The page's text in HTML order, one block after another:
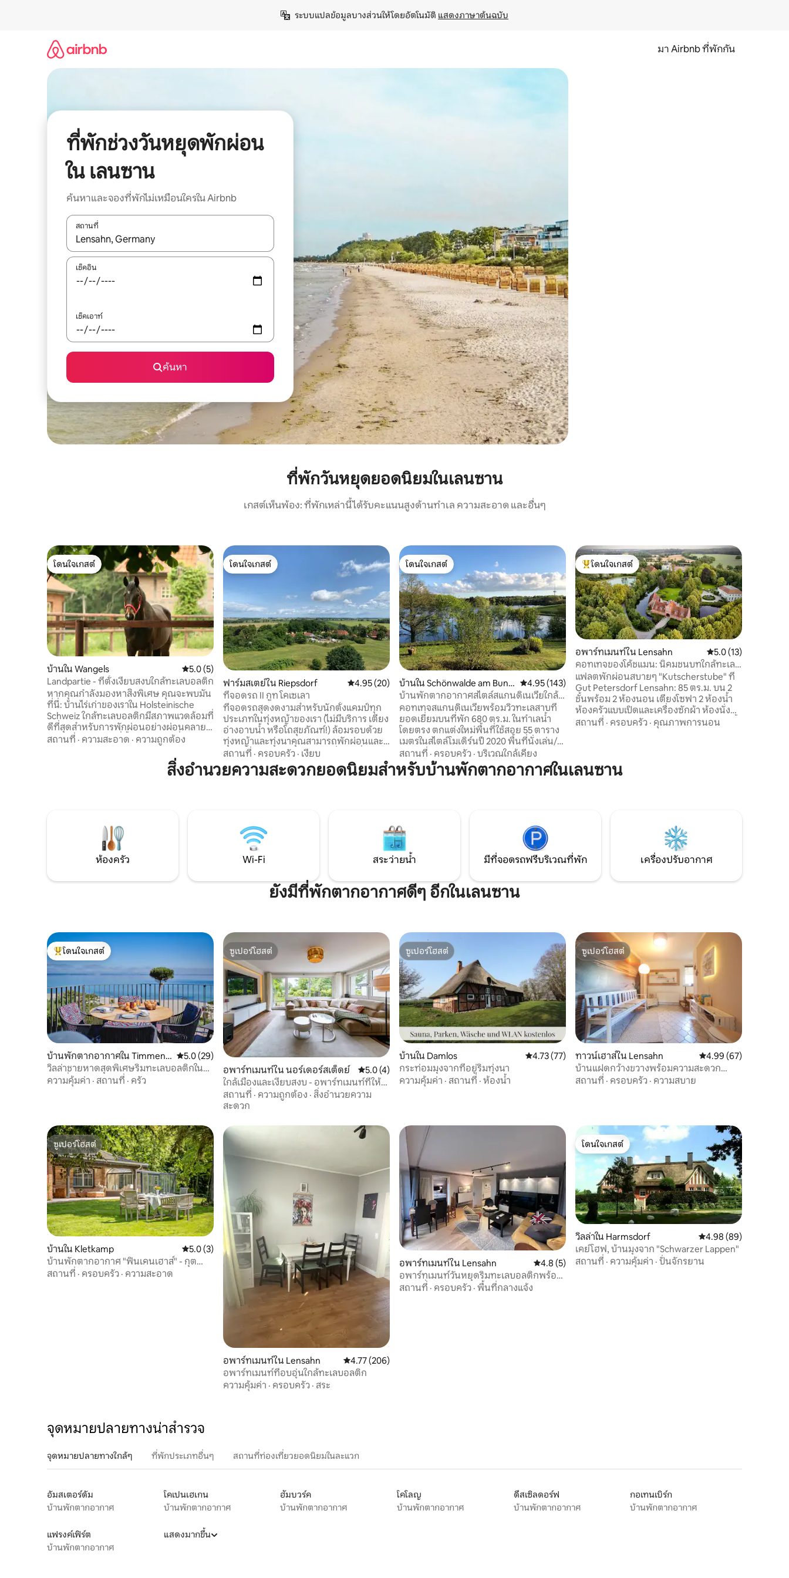
ระบบแปลข้อมูลบางส่วนให้โดยอัตโนมัติ แสดงภาษาต้นฉบับ
มา Airbnb ที่พักกัน
ที่พักช่วงวันหยุดพักผ่อน
ใน เลนซาน
ค้นหาและจองที่พักไม่เหมือนใครใน Airbnb
สถานที่
ใช้ลูกศรขึ้นลง หรือใช้การสัมผัสหรือปัด เพื่อสำรวจผลการค้นหา
เช็คอิน
เช็คเอาท์
ค้นหา
ที่พักวันหยุดยอดนิยมในเลนซาน
เกสต์เห็นพ้อง: ที่พักเหล่านี้ได้รับคะแนนสูงด้านทำเล ความสะอาด และอื่นๆ
โดนใจเกสต์
โดนใจเกสต์
บ้านใน Wangels คะแนนเฉลี่ย 5.0 จาก 5, 5 รีวิว
5.0 (5)
Landpartie - ที่ตั้งเงียบสงบใกล้ทะเลบอลติก
หากคุณกำลังมองหาสิ่งพิเศษ คุณจะพบมัน
ที่นี่: บ้านไร่เก่าของเราใน Holsteinische
Schweiz ใกล้ทะเลบอลติกมีสภาพแวดล้อมที่
ดีที่สุดสำหรับการพักผ่อนอย่างผ่อนคลาย
โรงเพาะม้าของเราที่ตั้งอยู่ในทำเลที่เงียบ
สงบห่างไกลจากฝูงชนนักท่องเที่ย บนพื้นที่
100 เฮกตาร์ของเราเอง คุ้มค่ากับการมา
เยือนในทุกฤดูกาล อยู่ไม่ไกลจากชายหาด
สถานที่ · ความสะอาด · ความถูกต้อง
โดนใจเกสต์
โดนใจเกสต์
ฟาร์มสเตย์ใน Riepsdorf คะแนนเฉลี่ย 4.95 จาก 5, 20 รีวิว
4.95 (20)
ที่จอดรถ II กูท โคเซเลา
ที่จอดรถสุดงดงามสำหรับนักตั้งแคมป์ทุก
ประเภทในทุ่งหญ้าของเรา (ไม่มีบริการ เตียง
อ่างอาบน้ำ หรือโถสุขภัณฑ์!) ล้อมรอบด้วย
ทุ่งหญ้าและทุ่งนาคุณสามารถพักผ่อนและ
ผ่อนคลายได้ โคเซเลาเป็นจุดเริ่มต้นที่เหมาะ
สำหรับนักเดินป่าที่มีหรือไม่มีเพื่อนสี่ขา นัก
ปั่นจักรยาน นักว่ายน้ำ (ทะเลบอลติก สระ
มากมายใน 10 นาที
สถานที่ · ครอบครัว · เงียบ
โดนใจเกสต์
โดนใจเกสต์
บ้านใน Schönwalde am Bung
sberg
คะแนนเฉลี่ย 4.95 จาก 5, 143 รีวิว
4.95 (143)
บ้านพักตากอากาศสไตล์สแกนดิเนเวียใกล้
ทะเลบอลติก
คอทเทจสแกนดิเนเวียพร้อมวิวทะเลสาบที่
ยอดเยี่ยมบนที่พัก 680 ตร.ม. ในทำเลน้ำ
โดยตรง ตกแต่งใหม่พื้นที่ใช้สอย 55 ตาราง
เมตรในสไตล์โมเดิร์นปี 2020 พื้นที่นั่งเล่น/
รับประทานอาหารขนาดใหญ่พร้อมครัวแบบ
เปิดโล่ง เตียงใหม่พื้นไวนิลใหม่เครื่อง
ทำความร้อนอินฟราเรดบางส่วนผนังทาสี
สำหรับนักตกปลานักปีนเขานักปั่นจักรยาน
สถานที่ · ครอบครัว · บริเวณใกล้เคียง
โดนใจเกสต์ที่สุด
โดนใจเกสต์
อพาร์ทเมนท์ใน Lensahn คะแนนเฉลี่ย 5.0 จาก
5.0 (13)
คอทเทจของโค้ชแมน: นิคมชนบทใกล้ทะเล
บอลติก
แฟลตพักผ่อนสบายๆ "Kutscherstube" ที่
Gut Petersdorf Lensahn: 85 ตร.ม. บน 2
ชั้นพร้อม 2 ห้องนอน เตียงโซฟา 2 ห้องน้ำ
ห้องครัวแบบเปิดและเครื่องซักผ้า ห้องนั่ง
เล่นสว่างไสวพร้อมวิวสวนสาธารณะและคูน้ำ
รวม Wi-Fi แล้ว ยินดีต้อนรับสัตว์เลี้ยง เสน่ห์
สำหรับครอบครัว ทำเลเงียบสงบรายล้อมไป
ด้วยทุ่งนาและป่า ห่างจากทะเลบอลติกเพียง
สถานที่ · ครอบครัว · คุณภาพการนอน
สิ่งอำนวยความสะดวกยอดนิยมสำหรับบ้านพักตากอากาศในเลนซาน
ห้องครัว Wi-Fi สระว่ายน้ำ มีที่จอดรถฟรีบริเวณที่พัก เครื่องปรับอากาศ
ยังมีที่พักตากอากาศดีๆ อีกในเลนซาน
โดนใจเกสต์ที่สุด
โดนใจเกสต์
บ้านพักตากอากาศใน Timmend
orfer Strand
คะแนนเฉลี่ย 5.0 จาก 5, 29 รีวิว
5.0 (29)
วิลล่าชายหาดสุดพิเศษริมทะเลบอลติกใน
แถวที่ 1
ความคุ้มค่า · สถานที่ · ครัว
ซูเปอร์โฮสต์
ซูเปอร์โฮสต์
อพาร์ทเมนท์ใน นอร์เดอร์สเต็ดย์ คะแนนเฉลี่ย 5.0 จาก 5, 4 รีวิว
5.0 (4)
ใกล้เมืองและเงียบสงบ - อพาร์ทเมนท์ที่ให้
ความรู้สึกดีพร้อมสวน
สถานที่ · ความถูกต้อง · สิ่งอำนวยความ
สะดวก
ซูเปอร์โฮสต์
ซูเปอร์โฮสต์
บ้านใน Damlos คะแนนเฉลี่ย 4.73 จาก 5, 77 รีวิว
4.73 (77)
กระท่อมมุงจากที่อยู่ริมทุ่งนา
ความคุ้มค่า · สถานที่ · ห้องน้ำ
ซูเปอร์โฮสต์
ซูเปอร์โฮสต์
ทาวน์เฮาส์ใน Lensahn คะแนนเฉลี่ย 4.99 จาก
4.99 (67)
บ้านแฝดกว้างขวางพร้อมความสะดวก
สบาย
สถานที่ · ครอบครัว · ความสบาย
ซูเปอร์โฮสต์
ซูเปอร์โฮสต์
บ้านใน Kletkamp คะแนนเฉลี่ย 5.0 จาก 5, 3 รีวิว
5.0 (3)
บ้านพักตากอากาศ "ฟินเคนเฮาส์" - กุต
เคลต์คัมป์
สถานที่ · ครอบครัว · ความสะอาด
อพาร์ทเมนท์ใน Lensahn คะแนนเฉลี่ย 4.77 จาก 5, 206 รีวิว
4.77 (206)
อพาร์ทเมนท์ที่อบอุ่นใกล้ทะเลบอลติก
ความคุ้มค่า · ครอบครัว · สระ
อพาร์ทเมนท์ใน Lensahn คะแนนเฉลี่ย 4.8 จาก 5, 5 รีวิว
4.8 (5)
อพาร์ทเมนท์วันหยุดริมทะเลบอลติกพร้อม
จากุซซี่และระเบียง
สถานที่ · ครอบครัว · พื้นที่กลางแจ้ง
โดนใจเกสต์
โดนใจเกสต์
วิลล่าใน Harmsdorf คะแนนเฉลี่ย 4.98 จาก
4.98 (89)
เคย์โฮฟ, บ้านมุงจาก "Schwarzer Lappen"
สถานที่ · ความคุ้มค่า · ปั่นจักรยาน
จุดหมายปลายทางน่าสำรวจ
จุดหมายปลายทางใกล้ๆ ที่พักประเภทอื่นๆ สถานที่ท่องเที่ยวยอดนิยมในละแวก
อัมสเตอร์ดัม
บ้านพักตากอากาศ
โคเปนเฮเกน
บ้านพักตากอากาศ
ฮัมบวร์ค
บ้านพักตากอากาศ
โคโลญ
บ้านพักตากอากาศ
ดึสเซิลดอร์ฟ
บ้านพักตากอากาศ
กอเทนเบิร์ก
บ้านพักตากอากาศ
แฟรงค์เฟิร์ต
บ้านพักตากอากาศ
แสดงมากขึ้น